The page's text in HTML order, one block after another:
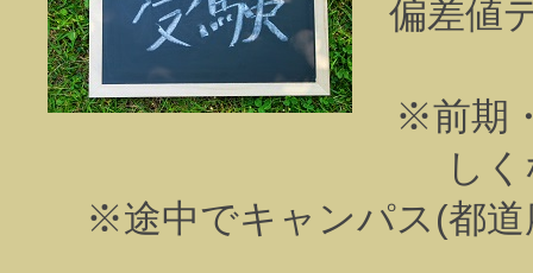
偏差値
※前期
し
※途中でキャンパス(都